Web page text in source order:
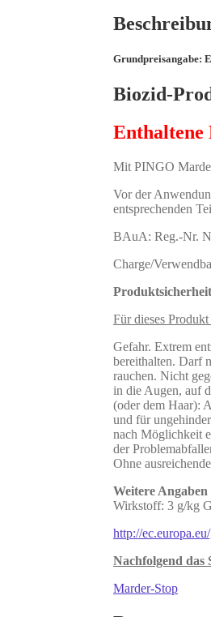
Grundpreisangabe:
Biozid-
Mit PINGO
Vor der
entsprechenden
BAuA: Reg.-Nr.
Charge/
Für dieses
Gefahr. Extrem
bereithalten. Darf
rauchen. Nicht
in die Augen, auf
(oder dem Haar):
und für
nach Möglichkeit
der
Ohne
Weitere Angaben
Wirkstoff: 3 g/kg
http://
Nachfolgend das
Marder-Stop